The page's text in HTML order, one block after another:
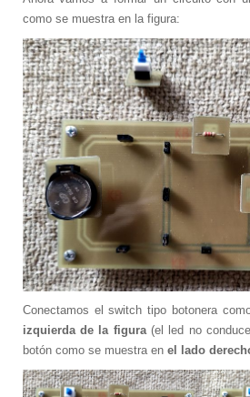
Capacitaciones
Cursos 60H
Cursos de Idiomas
DOMÓTICA
Impresiones 3D
Instalación de Redes
Rastreo Vehicular de Flotas o
Mantenimiento de Equipos de
Computación
Implementación y Promoción de
Automatización de Laboratorios
Videovigilancia IP
Destacado
Prótesis con Impresoras 3D
como se muestra en la figura:
Conectamos el switch tipo botonera
izquierda de la figura(el led no
botón como se muestra en el lado